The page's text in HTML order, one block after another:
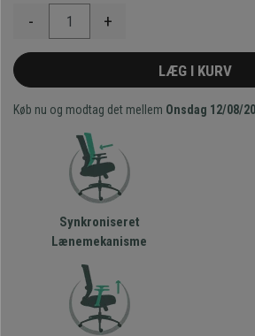
- +
LÆG I KURV
Køb nu og modtag det mellem Onsdag 12/08/
Synkroniseret
Lænemekanisme